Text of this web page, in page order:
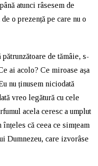
atunci râsesem de
o prezență pe care nu o
de tămâie, s-
ai acolo? Ce miroase așa
nu ținusem niciodată
vreo legătură cu cele
acela ceresc a umplut
înțeles că ceea ce simțeam
Dumnezeu, care izvorâse